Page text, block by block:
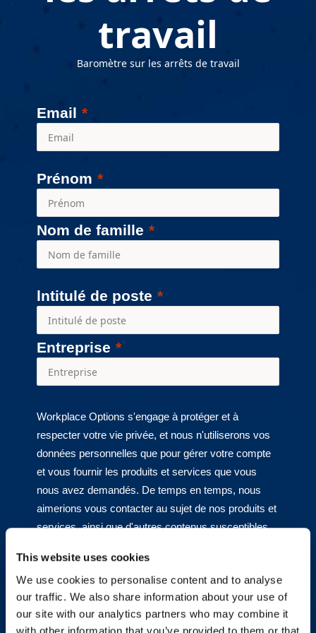
This website uses cookies
We use cookies to personalise content and to analyse
our traffic. We also share information about your use of
our site with our analytics partners who may combine it
with other information that you’ve provided to them or that
travail
Baromètre sur les arrêts de travail
Email
Prénom
Nom de famille
lntitulé de poste
Entreprise
Workplace Options s'engage à protéger et à
respecter votre vie privée, et nous n'utiliserons vos
données personnelles que pour gérer votre compte
et vous fournir les produits et services que vous
nous avez demandés. De temps en temps, nous
aimerions vous contacter au sujet de nos produits et
services, ainsi que d'autres contenus susceptibles
contactions à cette fin, veuillez cocher ci-dessous la
manière dont vous souhaitez que nous vous
contactions :
J'accepte de recevoir